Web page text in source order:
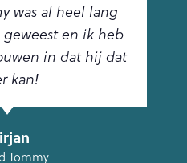
was al heel lang
en ik heb
in dat hij dat
kan!
Tommy